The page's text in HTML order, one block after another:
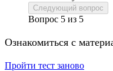
Следующий вопрос
Вопрос 5 из 5
Ознакомиться с
Пройти тест заново